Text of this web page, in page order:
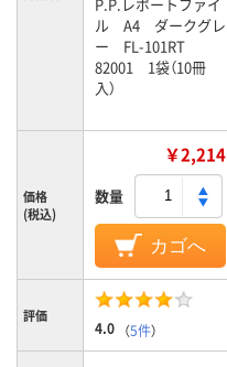
ル A4 ダークグレ
ー FL-101RT
82001 1袋（10冊
入）
価格
(税込)
￥2,214
数量
カゴへ
評価
4.0 （5件）